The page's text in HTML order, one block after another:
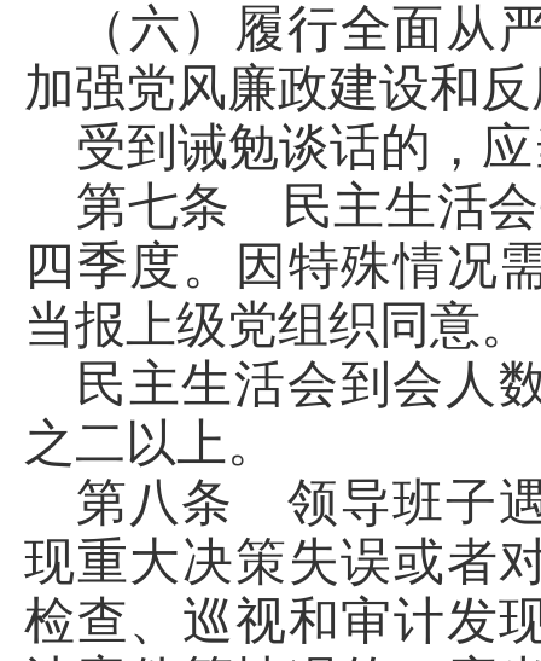
（六）履行全面从
加强党风廉政建设和
受到诫勉谈话的，
第七条 民主生活
四季度。因特殊情况
当报上级党组织同意。
民主生活会到会人
之二以上。
第八条 领导班子
现重大决策失误或者
检查、巡视和审计发